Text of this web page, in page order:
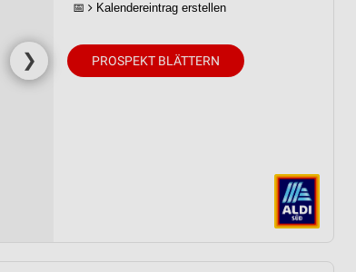
❯
📅 Kalendereintrag erstellen
PROSPEKT BLÄTTERN